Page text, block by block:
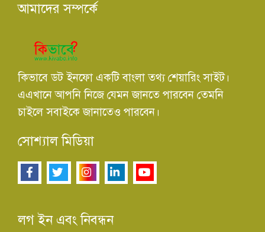
আমাদের সম্পর্কে
কিভাবে ডট ইনফো একটি বাংলা তথ্য শেয়ারিং সাইট।
এএখানে আপনি নিজে যেমন জানতে পারবেন তেমনি
চাইলে সবাইকে জানাতেও পারবেন।
সোশ্যাল মিডিয়া
লগ ইন এবং নিবন্ধন